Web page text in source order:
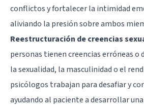
conflictos y fortalecer la intimidad
aliviando la presión sobre ambos
Reestructuración de creencias
personas tienen creencias erróneas o
la sexualidad, la masculinidad o el
psicólogos trabajan para desafiar y
ayudando al paciente a desarrollar